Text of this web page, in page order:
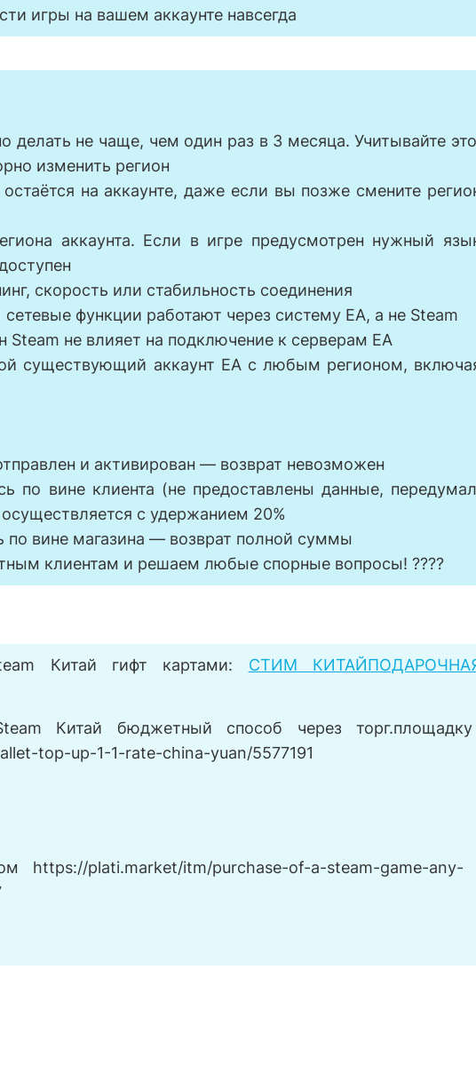
игры на вашем аккаунте навсегда
делать не чаще, чем один раз в 3 месяца. Учитывайте
изменить регион
на аккаунте, даже если вы позже смените
аккаунта. Если в игре предусмотрен нужный
скорость или стабильность соединения
функции работают через систему EA, а не Steam
Steam не влияет на подключение к серверам EA
существующий аккаунт EA с любым регионом,
и активирован — возврат невозможен
по вине клиента (не предоставлены данные,
с удержанием 20%
по вине магазина — возврат полной суммы
клиентам и решаем любые спорные вопросы! ????
Китай гифт картами: СТИМ
Китай бюджетный способ через торг.площадку
top-up-1-1-rate-china-yuan/5577191
https://plati.market/itm/purchase-of-a-steam-game-any-